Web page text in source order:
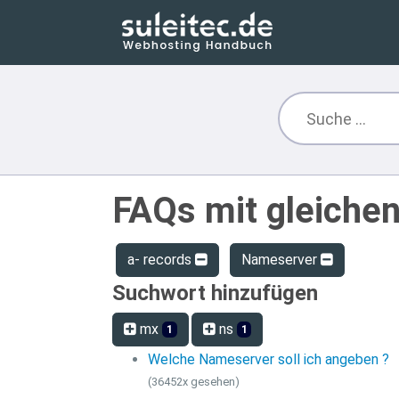
FAQs mit
a- records Nameserver
Suchwort hinzufügen
mx 1 ns 1
Welche Nameserver soll ich angeben ?
(36452x gesehen)